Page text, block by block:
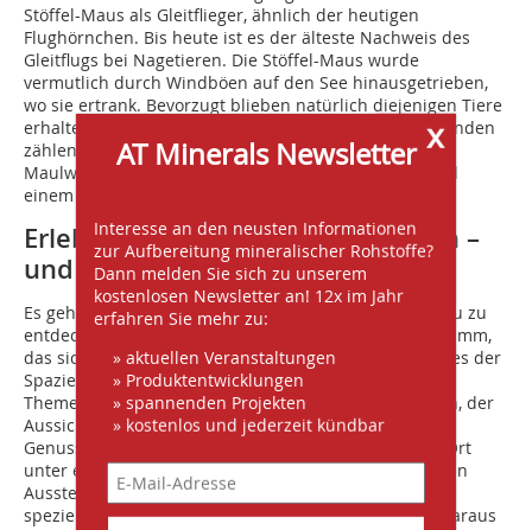
Stöffel-Maus als Gleitflieger, ähnlich der heutigen
Flughörnchen. Bis heute ist es der älteste Nachweis des
Gleitflugs bei Nagetieren. Die Stöffel-Maus wurde
vermutlich durch Windböen auf den See hinausgetrieben,
wo sie ertrank. Bevorzugt blieben natürlich diejenigen Tiere
erhalten, die im See selbst lebten. Zu den seltenen Funden
zählen daher Reste von landlebenden Tieren wie
Maulwürfen oder Kormoranen und Hühnervögeln und
einem Hasen.
Erlebnispark: Altes neu entdecken –
und offen für Neues
Es geht im Stöffel-Park aber nicht nur darum, altes neu zu
entdecken, ganz im Gegenteil: Es ist ein ganzes Programm,
das sich hinter dem Stichwort „Erlebnis“ verbirgt. Ob es der
Spaziergang im Steinbruch unter verschiedenen
Themenschwerpunkten, der Steinbrucherlebnisgarten, der
Aussichtsturm oder das Regionalprojekt „Kräuterwind
Genussreich Westerwald“ ist, der Besucher kann vor Ort
unter einer Vielzahl an Angeboten wählen. Dazu zählen
Ausstellungen oder Musikveranstaltungen ebenso wie
spezielle Angebote der regionalen Küche. Dass sich daraus
x
AT Minerals Newsletter
Interesse an den neusten Informationen
zur Aufbereitung mineralischer Rohstoffe?
Dann melden Sie sich zu unserem
kostenlosen Newsletter an! 12x im Jahr
erfahren Sie mehr zu:
» aktuellen Veranstaltungen
» Produktentwicklungen
» spannenden Projekten
» kostenlos und jederzeit kündbar